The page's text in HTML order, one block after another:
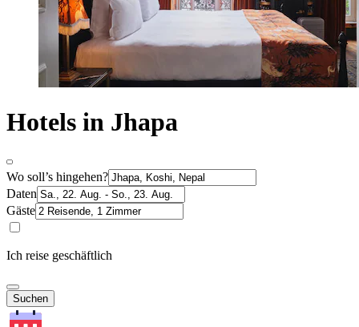
Hotels in Jhapa
Wo soll’s hingehen?
Daten
Gäste
Ich reise geschäftlich
Suchen